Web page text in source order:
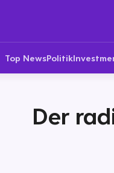
Top NewsPolitik
Der